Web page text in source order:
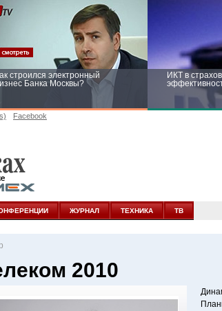
строился электронный
Банка Москвы?
ИКТ в
CNewsInfrastructure 2015:
участвовать
новых
Facebook
ЖУРНАЛ ТЕХНИКА ТВ
2010